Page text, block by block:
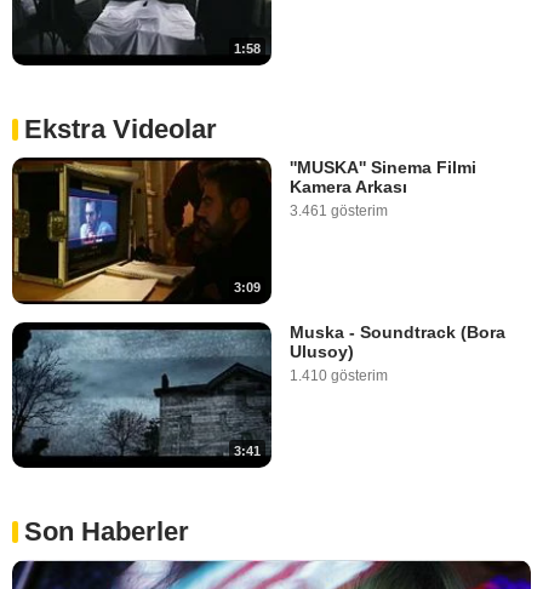
1:58
Ekstra Videolar
3:09
''MUSKA'' Sinema Filmi
Kamera Arkası
3.461 gösterim
3:41
Muska - Soundtrack (Bora
Ulusoy)
1.410 gösterim
Son Haberler